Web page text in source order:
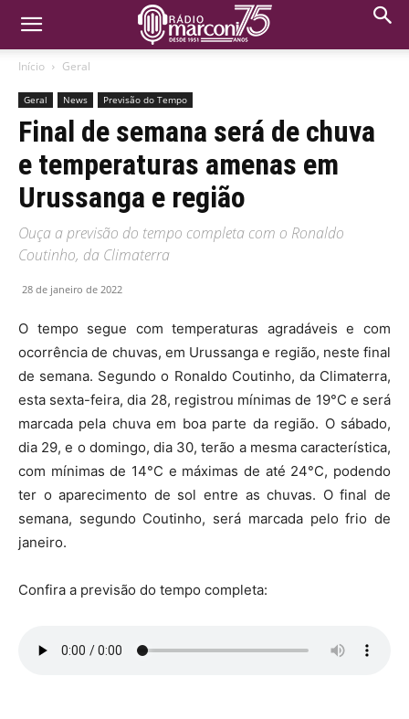
Início Geral
Geral News Previsão do Tempo
Final de semana será de chuva
e temperaturas amenas em
Urussanga e região
Ouça a previsão do tempo completa com o Ronaldo
Coutinho, da Climaterra
28 de janeiro de 2022
O tempo segue com temperaturas agradáveis e com
ocorrência de chuvas, em Urussanga e região, neste final
de semana. Segundo o Ronaldo Coutinho, da Climaterra,
esta sexta-feira, dia 28, registrou mínimas de 19°C e será
marcada pela chuva em boa parte da região. O sábado,
dia 29, e o domingo, dia 30, terão a mesma característica,
com mínimas de 14°C e máximas de até 24°C, podendo
ter o aparecimento de sol entre as chuvas. O final de
semana, segundo Coutinho, será marcada pelo frio de
janeiro.
Confira a previsão do tempo completa: